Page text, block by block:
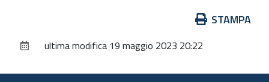
documento
STAMPA
ultima modifica 19 maggio 2023 20:22